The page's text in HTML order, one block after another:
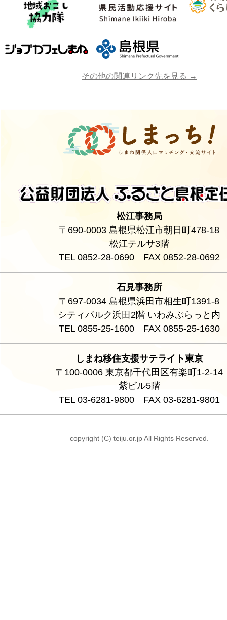
その他の関連リンク先を見る →
松江事務局
〒690-0003 島根県松江市朝日町478-18
松江テルサ3階
TEL 0852-28-0690 FAX 0852-28-0692
石見事務所
〒697-0034 島根県浜田市相生町1391-8
シティパルク浜田2階 いわみぷらっと内
TEL 0855-25-1600 FAX 0855-25-1630
しまね移住支援サテライト東京
〒100-0006 東京都千代田区有楽町1-2-14
紫ビル5階
TEL 03-6281-9800 FAX 03-6281-9801
copyright (C) teiju.or.jp All Rights Reserved.